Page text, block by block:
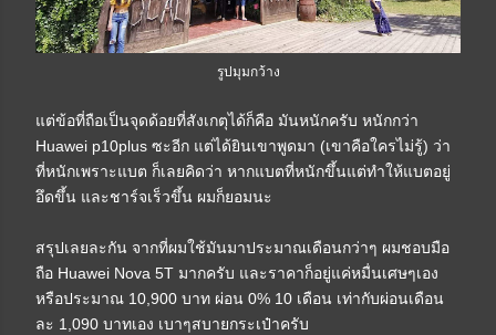
รูปมุมกว้าง
แต่ข้อที่ถือเป็นจุดด้อยที่สังเกตุได้ก็คือ มันหนักครับ หนักกว่า
Huawei p10plus ซะอีก แต่ได้ยินเขาพูดมา (เขาคือใครไม่รู้) ว่า
ที่หนักเพราะแบต ก็เลยคิดว่า หากแบตที่หนักขึ้นแต่ทำให้แบตอยู่
อึดขึ้น และชาร์จเร็วขึ้น ผมก็ยอมนะ
สรุปเลยละกัน จากที่ผมใช้มันมาประมาณเดือนกว่าๆ ผมชอบมือ
ถือ Huawei Nova 5T มากครับ และราคาก็อยู่แค่หมื่นเศษๆเอง
หรือประมาณ 10,900 บาท ผ่อน 0% 10 เดือน เท่ากับผ่อนเดือน
ละ 1,090 บาทเอง เบาๆสบายกระเป๋าครับ